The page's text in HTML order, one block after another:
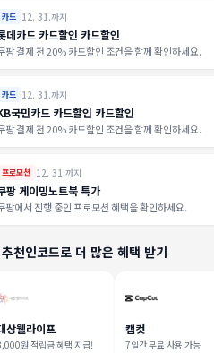
카드 12. 31.까지
데카드 카드할인 카드할인
팡 결제 전 20% 카드할인 조건을 함께 확인하세요.
카드 12. 31.까지
국민카드 카드할인 카드할인
팡 결제 전 20% 카드할인 조건을 함께 확인하세요.
프로모션 12. 31.까지
팡 게이밍노트북 특가
팡에서 진행 중인 프로모션 혜택을 확인하세요.
천인코드로 더 많은 혜택 받기
상웰라이프
원 적립금 혜택 지급!
캡컷
7일간 무료 사용 가능